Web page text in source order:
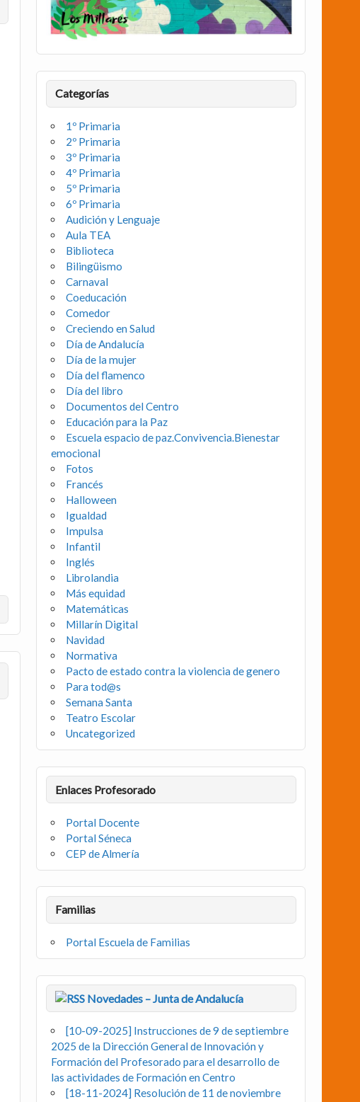
Categorías
1º Primaria
2º Primaria
3º Primaria
4º Primaria
5º Primaria
6º Primaria
Audición y Lenguaje
Aula TEA
Biblioteca
Bilingüismo
Carnaval
Coeducación
Comedor
Creciendo en Salud
Día de Andalucía
Día de la mujer
Día del flamenco
Día del libro
Documentos del Centro
Educación para la Paz
Escuela espacio de paz.Convivencia.Bienestar
emocional
Fotos
Francés
Halloween
Igualdad
Impulsa
Infantil
Inglés
Librolandia
Más equidad
Matemáticas
Millarín Digital
Navidad
Normativa
Pacto de estado contra la violencia de genero
Para tod@s
Semana Santa
Teatro Escolar
Uncategorized
Enlaces Profesorado
Portal Docente
Portal Séneca
CEP de Almería
Familias
Portal Escuela de Familias
Novedades – Junta de Andalucía
[10-09-2025] Instrucciones de 9 de septiembre
2025 de la Dirección General de Innovación y
Formación del Profesorado para el desarrollo de
las actividades de Formación en Centro
[18-11-2024] Resolución de 11 de noviembre